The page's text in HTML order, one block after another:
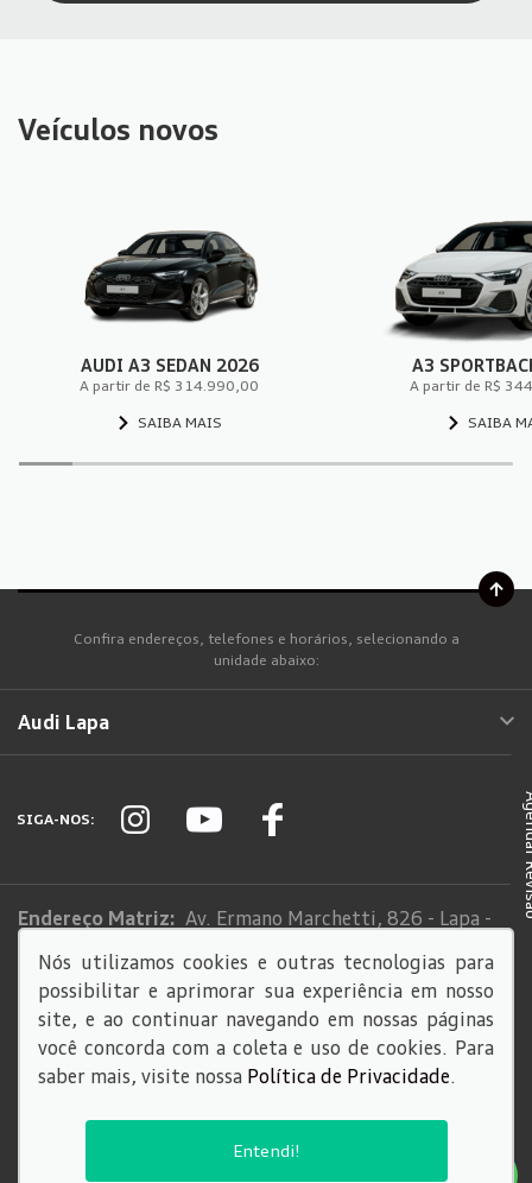
Veículos novos
AUDI A3 SEDAN 2026
A partir de R$ 314.990,00
SAIBA MAIS
A3
A partir de R$
SAIBA
Confira endereços, telefones e horários, selecionando a
unidade abaixo:
Audi Lapa
SIGA-NOS:
Endereço Matriz: Av. Ermano Marchetti, 826 - Lapa -
Sistema de informações de Créditos (SCR)
Código de Conduta
Política de privacidade
Nós utilizamos cookies e outras tecnologias para
possibilitar e aprimorar sua experiência em nosso
site, e ao continuar navegando em nossas páginas
você concorda com a coleta e uso de cookies. Para
saber mais, visite nossa Política de Privacidade.
Entendi!